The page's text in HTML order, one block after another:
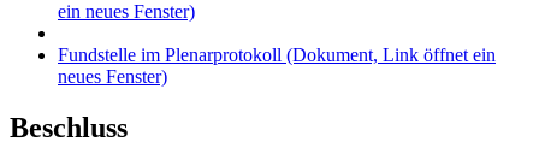
ein neues Fenster)
Fundstelle im Plenarprotokoll (Dokument, Link öffnet ein
neues Fenster)
Beschluss